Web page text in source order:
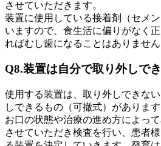
させていただきます。
装置に使用している接着剤（セメ
いますので、食生活に偏りがなく
ればむし歯になることはありません
Q8.装置は自分で取り外しで
使用する装置は、取り外しできな
しできるもの（可撤式）があります
お口の状態や治療の進め方によっ
させていただき検査を行い、患者